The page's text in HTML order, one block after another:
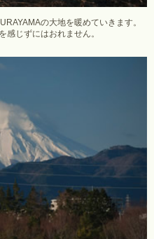
の大地を暖めていきます。
感じずにはおれません。